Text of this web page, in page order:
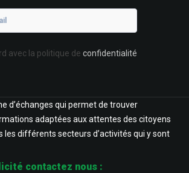
avec la politique de confidentialité
d’échanges qui permet de trouver
adaptées aux attentes des citoyens
les différents secteurs d’activités qui y sont
contactez nous :